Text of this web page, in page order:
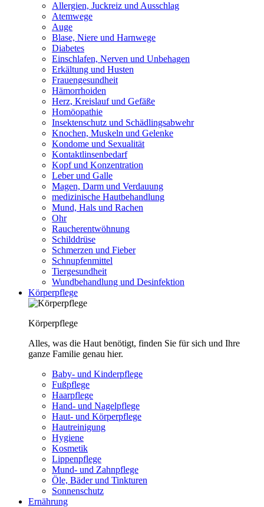
Allergien, Juckreiz und Ausschlag
Atemwege
Auge
Blase, Niere und Harnwege
Diabetes
Einschlafen, Nerven und Unbehagen
Erkältung und Husten
Frauengesundheit
Hämorrhoiden
Herz, Kreislauf und Gefäße
Homöopathie
Insektenschutz und Schädlingsabwehr
Knochen, Muskeln und Gelenke
Kondome und Sexualität
Kontaktlinsenbedarf
Kopf und Konzentration
Leber und Galle
Magen, Darm und Verdauung
medizinische Hautbehandlung
Mund, Hals und Rachen
Ohr
Raucherentwöhnung
Schilddrüse
Schmerzen und Fieber
Schnupfenmittel
Tiergesundheit
Wundbehandlung und Desinfektion
Körperpflege
Körperpflege
Alles, was die Haut benötigt, finden Sie für sich und Ihre
ganze Familie genau hier.
Baby- und Kinderpflege
Fußpflege
Haarpflege
Hand- und Nagelpflege
Haut- und Körperpflege
Hautreinigung
Hygiene
Kosmetik
Lippenpflege
Mund- und Zahnpflege
Öle, Bäder und Tinkturen
Sonnenschutz
Ernährung